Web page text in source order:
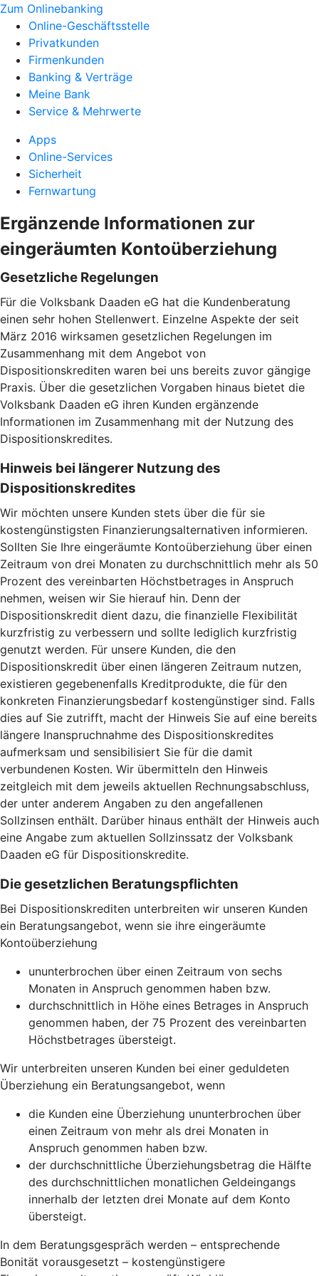
Zum Onlinebanking
Online-Geschäftsstelle
Privatkunden
Firmenkunden
Banking & Verträge
Meine Bank
Service & Mehrwerte
Apps
Online-Services
Sicherheit
Fernwartung
Ergänzende Informationen zur
eingeräumten Kontoüberziehung
Gesetzliche Regelungen
Für die Volksbank Daaden eG hat die Kundenberatung
einen sehr hohen Stellenwert. Einzelne Aspekte der seit
März 2016 wirksamen gesetzlichen Regelungen im
Zusammenhang mit dem Angebot von
Dispositionskrediten waren bei uns bereits zuvor gängige
Praxis. Über die gesetzlichen Vorgaben hinaus bietet die
Volksbank Daaden eG ihren Kunden ergänzende
Informationen im Zusammenhang mit der Nutzung des
Dispositionskredites.
Hinweis bei längerer Nutzung des
Dispositionskredites
Wir möchten unsere Kunden stets über die für sie
kostengünstigsten Finanzierungsalternativen informieren.
Sollten Sie Ihre eingeräumte Kontoüberziehung über einen
Zeitraum von drei Monaten zu durchschnittlich mehr als 50
Prozent des vereinbarten Höchstbetrages in Anspruch
nehmen, weisen wir Sie hierauf hin. Denn der
Dispositionskredit dient dazu, die finanzielle Flexibilität
kurzfristig zu verbessern und sollte lediglich kurzfristig
genutzt werden. Für unsere Kunden, die den
Dispositionskredit über einen längeren Zeitraum nutzen,
existieren gegebenenfalls Kreditprodukte, die für den
konkreten Finanzierungsbedarf kostengünstiger sind. Falls
dies auf Sie zutrifft, macht der Hinweis Sie auf eine bereits
längere Inanspruchnahme des Dispositionskredites
aufmerksam und sensibilisiert Sie für die damit
verbundenen Kosten. Wir übermitteln den Hinweis
zeitgleich mit dem jeweils aktuellen Rechnungsabschluss,
der unter anderem Angaben zu den angefallenen
Sollzinsen enthält. Darüber hinaus enthält der Hinweis auch
eine Angabe zum aktuellen Sollzinssatz der Volksbank
Daaden eG für Dispositionskredite.
Die gesetzlichen Beratungspflichten
Bei Dispositionskrediten unterbreiten wir unseren Kunden
ein Beratungsangebot, wenn sie ihre eingeräumte
Kontoüberziehung
ununterbrochen über einen Zeitraum von sechs
Monaten in Anspruch genommen haben bzw.
durchschnittlich in Höhe eines Betrages in Anspruch
genommen haben, der 75 Prozent des vereinbarten
Höchstbetrages übersteigt.
Wir unterbreiten unseren Kunden bei einer geduldeten
Überziehung ein Beratungsangebot, wenn
die Kunden eine Überziehung ununterbrochen über
einen Zeitraum von mehr als drei Monaten in
Anspruch genommen haben bzw.
der durchschnittliche Überziehungsbetrag die Hälfte
des durchschnittlichen monatlichen Geldeingangs
innerhalb der letzten drei Monate auf dem Konto
übersteigt.
In dem Beratungsgespräch werden – entsprechende
Bonität vorausgesetzt – kostengünstigere